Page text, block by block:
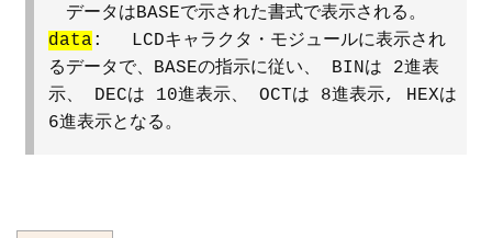
データはBASEで示された書式で表示される。
data : LCDキャラクタ・モジュールに表示され
るデータで、BASEの指示に従い、 BINは 2進表
示、 DECは 10進表示、 OCTは 8進表示, HEXは
6進表示となる。